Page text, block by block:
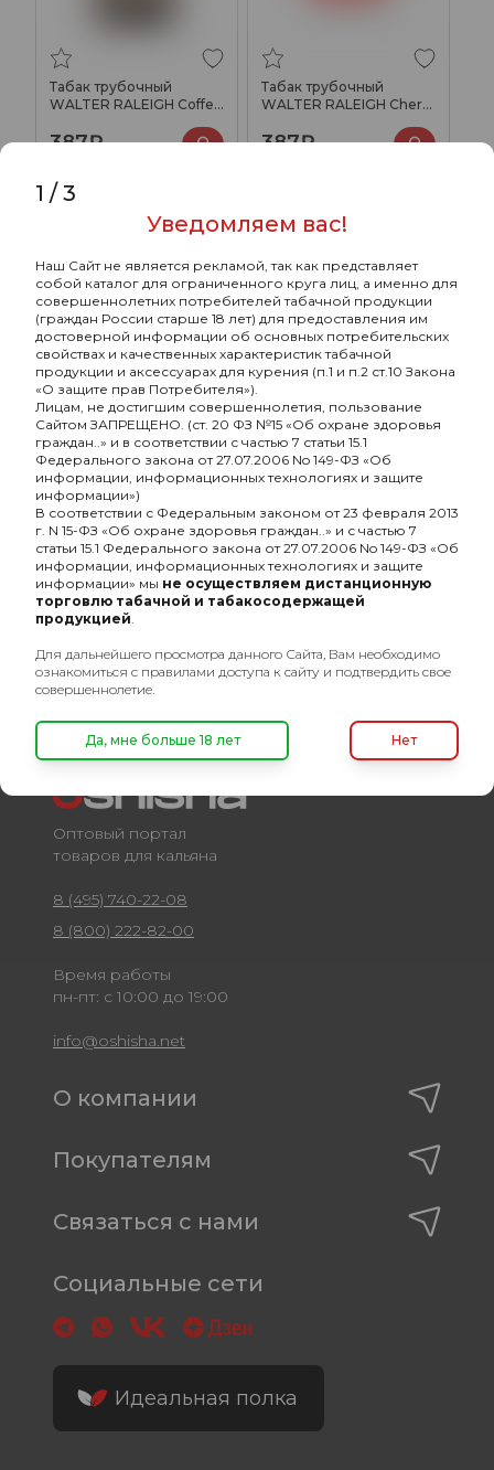
Табак трубочный
WALTER RALEIGH Coffee
387₽
Табак трубочный
WALTER RALEIGH Cherry
387₽
Табак трубочный
WALTER RALEIGH
Virginia GOLD 25гр
387₽
Оптовый портал
товаров для кальяна
8 (495) 740-22-08
8 (800) 222-82-00
Время работы
пн-пт: с 10:00 до 19:00
info@oshisha.net
О компании
Покупателям
Связаться с нами
Социальные сети
Идеальная полка
1 /3
Уведомляем вас!
Наш Сайт не является рекламой, так как представляет
собой каталог для ограниченного круга лиц, а именно для
совершеннолетних потребителей табачной продукции
(граждан России старше 18 лет) для предоставления им
достоверной информации об основных потребительских
свойствах и качественных характеристик табачной
продукции и аксессуарах для курения (п.1 и п.2 ст.10 Закона
«О защите прав Потребителя»).
Лицам, не достигшим совершеннолетия, пользование
Сайтом ЗАПРЕЩЕНО. (ст. 20 ФЗ №15 «Об охране здоровья
граждан..» и в соответствии с частью 7 статьи 15.1
Федерального закона от 27.07.2006 No 149-ФЗ «Об
информации, информационных технологиях и защите
информации»)
В соответствии с Федеральным законом от 23 февраля 2013
г. N 15-ФЗ «Об охране здоровья граждан..» и с частью 7
статьи 15.1 Федерального закона от 27.07.2006 No 149-ФЗ «Об
информации, информационных технологиях и защите
информации» мы не осуществляем дистанционную
торговлю табачной и табакосодержащей
продукцией
Для дальнейшего просмотра данного Сайта, Вам необходимо
ознакомиться с правилами доступа к сайту и подтвердить свое
совершеннолетие.
Да, мне больше 18 лет Нет